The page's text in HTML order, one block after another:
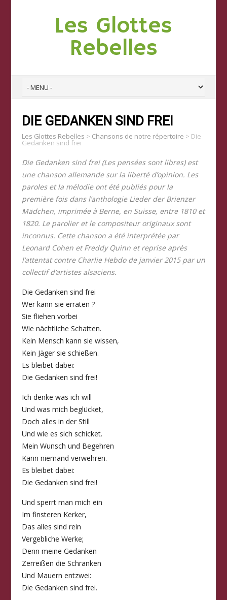
Les Glottes
Rebelles
DIE GEDANKEN SIND FREI
Les Glottes Rebelles > Chansons de notre répertoire > Die
Gedanken sind frei
Die Gedanken sind frei (Les pensées sont libres) est
une chanson allemande sur la liberté d’opinion. Les
paroles et la mélodie ont été publiés pour la
première fois dans l’anthologie Lieder der Brienzer
Mädchen, imprimée à Berne, en Suisse, entre 1810 et
1820. Le parolier et le compositeur originaux sont
inconnus. Cette chanson a été interprétée par
Leonard Cohen et Freddy Quinn et reprise après
l’attentat contre Charlie Hebdo de janvier 2015 par un
collectif d’artistes alsaciens.
Die Gedanken sind frei
Wer kann sie erraten ?
Sie fliehen vorbei
Wie nächtliche Schatten.
Kein Mensch kann sie wissen,
Kein Jäger sie schießen.
Es bleibet dabei:
Die Gedanken sind frei!
Ich denke was ich will
Und was mich beglücket,
Doch alles in der Still
Und wie es sich schicket.
Mein Wunsch und Begehren
Kann niemand verwehren.
Es bleibet dabei:
Die Gedanken sind frei!
Und sperrt man mich ein
Im finsteren Kerker,
Das alles sind rein
Vergebliche Werke;
Denn meine Gedanken
Zerreißen die Schranken
Und Mauern entzwei:
Die Gedanken sind frei.